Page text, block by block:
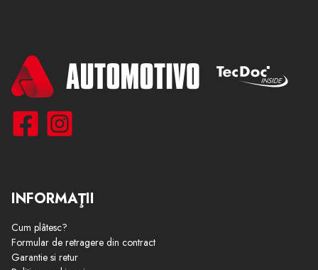
INFORMAŢII
Cum plâtesc?
Formular de retragere din contract
Garantie si retur